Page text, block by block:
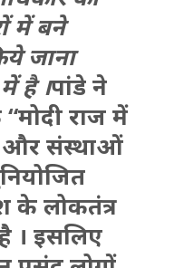
में बने
जाना
है ।पांडे ने
“मोदी राज में
और संस्थाओं
के लोकतंत्र
। इसलिए